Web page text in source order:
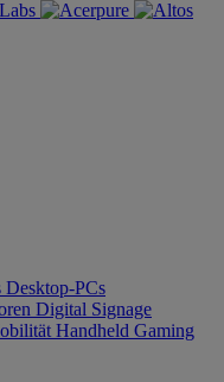
Desktop-PCs
Digital Signage
Handheld Gaming